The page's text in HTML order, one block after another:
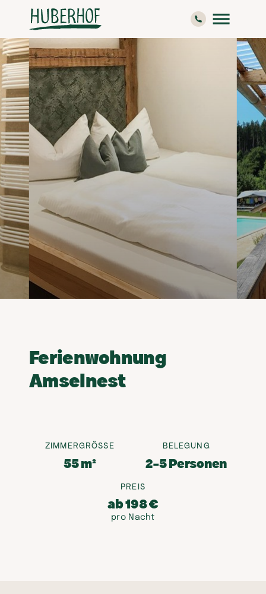
Ferienwohnung
Amselnest
ZIMMERGRÖSSE
55 m²
BELEGUNG
2-5 Personen
PREIS
ab 198 €
pro Nacht